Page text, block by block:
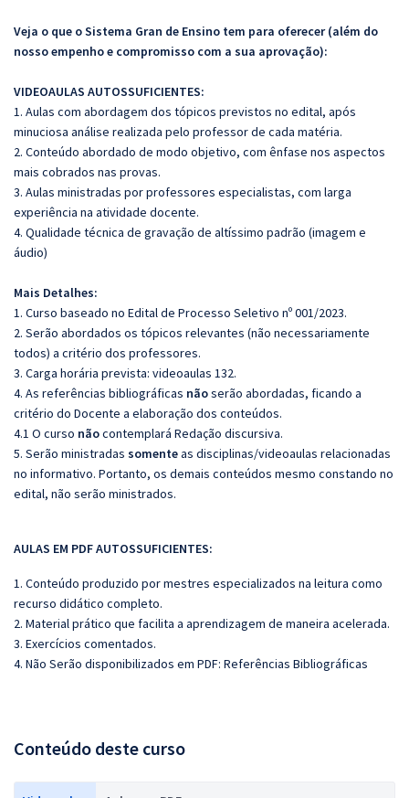
Veja o que o Sistema Gran de Ensino tem para oferecer (além do
nosso empenho e compromisso com a sua aprovação):
VIDEOAULAS AUTOSSUFICIENTES:
1. Aulas com abordagem dos tópicos previstos no edital, após
minuciosa análise realizada pelo professor de cada matéria.
2. Conteúdo abordado de modo objetivo, com ênfase nos aspectos
mais cobrados nas provas.
3. Aulas ministradas por professores especialistas, com larga
experiência na atividade docente.
4. Qualidade técnica de gravação de altíssimo padrão (imagem e
áudio)
Mais Detalhes:
1. Curso baseado no Edital de Processo Seletivo nº 001/2023.
2. Serão abordados os tópicos relevantes (não necessariamente
todos) a critério dos professores.
3. Carga horária prevista: videoaulas 132.
4. As referências bibliográficas nãoserão abordadas, ficando a
critério do Docente a elaboração dos conteúdos.
4.1 O curso nãocontemplará Redação discursiva.
5. Serão ministradas somenteas disciplinas/videoaulas relacionadas
no informativo. Portanto, os demais conteúdos mesmo constando no
edital, não serão ministrados.
AULAS EM PDF AUTOSSUFICIENTES:
1. Conteúdo produzido por mestres especializados na leitura como
recurso didático completo.
2. Material prático que facilita a aprendizagem de maneira acelerada.
3. Exercícios comentados.
4. Não Serão disponibilizados em PDF: Referências Bibliográficas
Conteúdo deste curso